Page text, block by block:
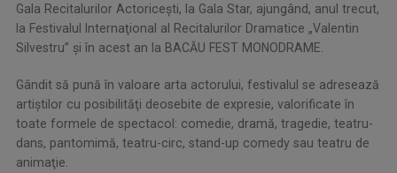
Gala Recitalurilor Actoricești, la Gala Star, ajungând, anul trecut,
la Festivalul Internaţional al Recitalurilor Dramatice „Valentin
Silvestru” și în acest an la BACĂU FEST MONODRAME.
Gândit să pună în valoare arta actorului, festivalul se adresează
artiştilor cu posibilităţi deosebite de expresie, valorificate în
toate formele de spectacol: comedie, dramă, tragedie, teatru-
dans, pantomimă, teatru-circ, stand-up comedy sau teatru de
animaţie.